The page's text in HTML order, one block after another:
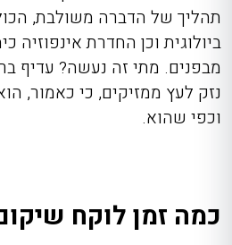
תהליך של הדברה משולבת,
ביולוגית וכן החדרת אינפוזיה
מבפנים. מתי זה נעשה? עדיף
נזק לעץ ממזיקים, כי כאמור,
וכפי שהוא.
כמה זמן לוקח